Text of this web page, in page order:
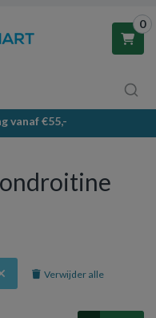
0
is leeg.
afhaalpunten
Verwijder alle